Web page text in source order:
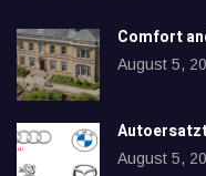
Comfort
August 5,
August 5,